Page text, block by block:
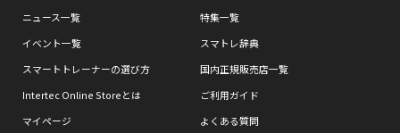
ニュース一覧
特集一覧
イベント一覧
スマトレ辞典
スマートトレーナーの選び方
国内正規販売店一覧
Intertec Online Storeとは
ご利用ガイド
マイページ
よくある質問